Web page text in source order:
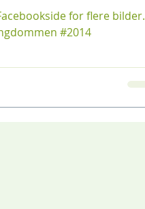
for flere bilder.
#2014